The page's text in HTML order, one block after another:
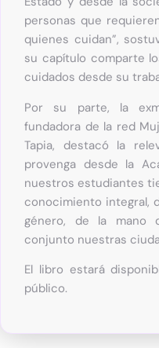
personas que
quienes cuidan”,
su capítulo comparte
cuidados desde su
Por su parte, la
fundadora de la red
Tapia, destacó la
provenga desde la
nuestros estudiantes
conocimiento integral,
género, de la mano
conjunto nuestras
El libro estará
público.